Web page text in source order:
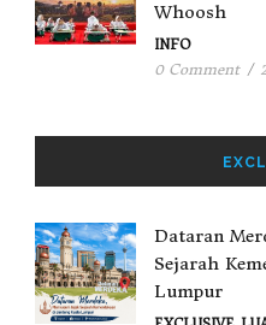
Whoosh
INFO
0 Comment /
Dataran
Sejarah
Lumpur